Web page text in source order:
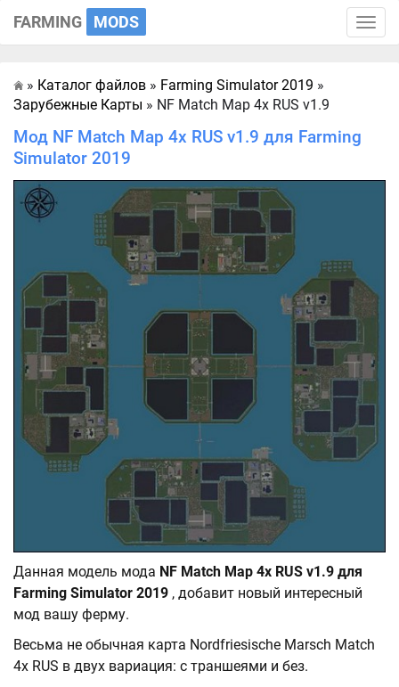
Toggle
FARMING MODS
Главная
» Каталог файлов » Farming Simulator 2019 »
Зарубежные Карты » NF Match Map 4x RUS v1.9
Мод NF Match Map 4x RUS v1.9 для Farming
Simulator 2019
Данная модель мода NF Match Map 4x RUS v1.9 для
Farming Simulator 2019 , добавит новый интересный
мод вашу ферму.
Весьма не обычная карта Nordfriesische Marsch Match
4x RUS в двух вариация: с траншеями и без.